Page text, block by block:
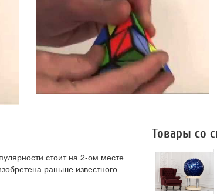
стоит на 2-ом месте
раньше известного
Товары со